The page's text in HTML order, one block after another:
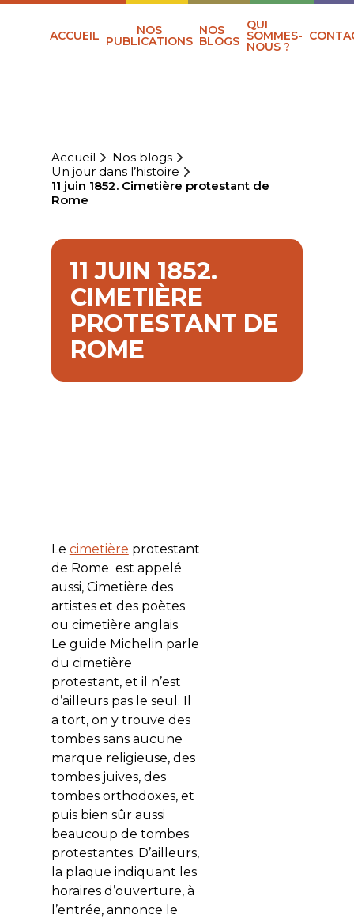
ACCUEIL NOS
PUBLICATIONS
NOS
BLOGS
QUI
SOMMES-
NOUS ?
Accueil
Nos blogs
Un jour dans l’histoire
11 juin 1852. Cimetière protestant de
Rome
11 JUIN 1852.
CIMETIÈRE
PROTESTANT DE
ROME
Le cimetière protestant
de Rome est appelé
aussi, Cimetière des
artistes et des poètes
ou cimetière anglais.
Le guide Michelin parle
du cimetière
protestant, et il n’est
d’ailleurs pas le seul. Il
a tort, on y trouve des
tombes sans aucune
marque religieuse, des
tombes juives, des
tombes orthodoxes, et
puis bien sûr aussi
beaucoup de tombes
protestantes. D’ailleurs,
la plaque indiquant les
horaires d’ouverture, à
l’entrée, annonce le